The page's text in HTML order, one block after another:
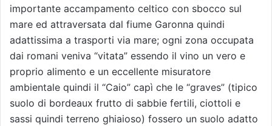
importante accampamento celtico con sbocco sul
mare ed attraversata dal fiume Garonna quindi
adattissima a trasporti via mare; ogni zona occupata
dai romani veniva “vitata” essendo il vino un vero e
proprio alimento e un eccellente misuratore
ambientale quindi il “Caio” capì che le “graves” (tipico
suolo di bordeaux frutto di sabbie fertili, ciottoli e
sassi quindi terreno ghiaioso) fossero un suolo adatto